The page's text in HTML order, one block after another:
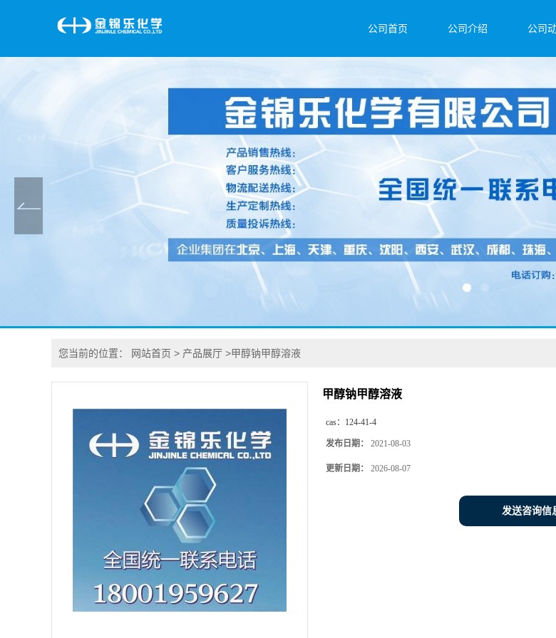
公司首页 公司介绍 公司
您当前的位置： 网站首页 > 产品展厅 >甲醇钠甲醇溶液
甲醇钠甲醇溶液
cas： 124-41-4
发布日期： 2021-08-03
更新日期： 2026-08-07
发送咨询信